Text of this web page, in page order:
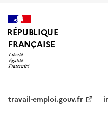
RÉPUBLIQUE
FRANÇAISE
travail-emploi.gouv.fr